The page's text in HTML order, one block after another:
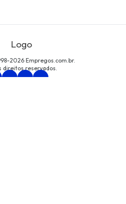
2026 Empregos.com.br.
direitos reservados.